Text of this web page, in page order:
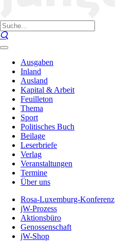
Ausgaben
Inland
Ausland
Kapital & Arbeit
Feuilleton
Thema
Sport
Politisches Buch
Beilage
Leserbriefe
Verlag
Veranstaltungen
Termine
Über uns
Rosa-Luxemburg-Konferenz
jW-Prozess
Aktionsbüro
Genossenschaft
jW-Shop